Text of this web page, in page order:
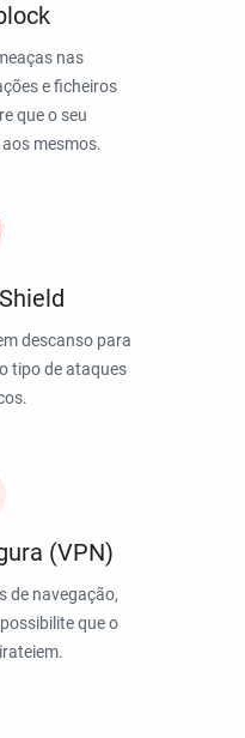
nas
e ficheiros
que o seu
mesmos.
descanso para
tipo de ataques
(VPN)
de navegação,
que o